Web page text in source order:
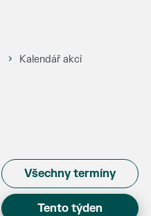
Kalendář akcí
Všechny termíny
Tento týden